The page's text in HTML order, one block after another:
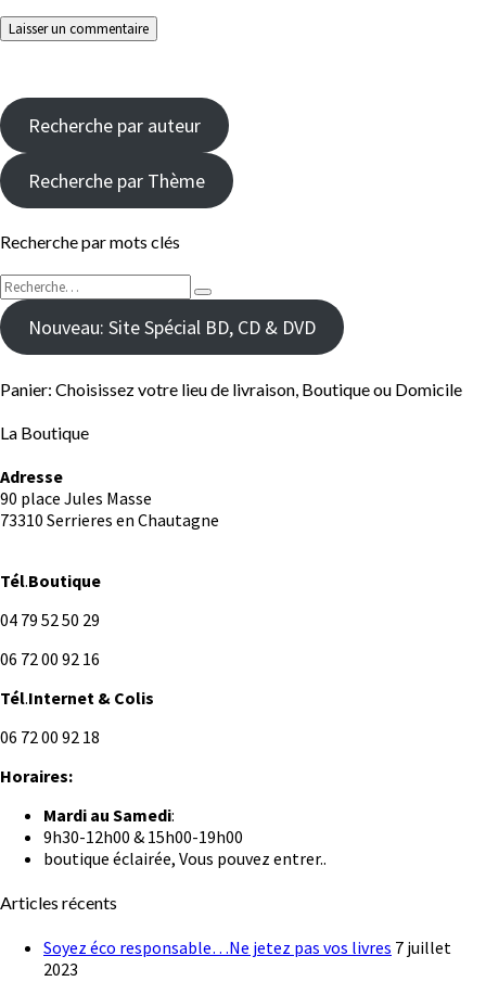
Recherche par auteur
Recherche par Thème
Recherche par mots clés
Rechercher :
Recherche
Nouveau: Site Spécial BD, CD & DVD
Panier: Choisissez votre lieu de livraison, Boutique ou Domicile
La Boutique
Adresse
90 place Jules Masse
73310 Serrieres en Chautagne
Tél.Boutique
04 79 52 50 29
06 72 00 92 16
Tél.Internet & Colis
06 72 00 92 18
Horaires:
Mardi au Samedi:
9h30-12h00 & 15h00-19h00
boutique éclairée, Vous pouvez entrer..
Articles récents
Soyez éco responsable…Ne jetez pas vos livres 7 juillet
2023